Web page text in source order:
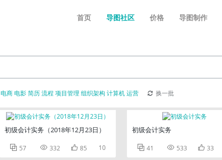
首页 导图社区 价格 导图制作
电商电影简历流程 项目管理 组织架构 计算机运营 换一批
初级会计实务（2018年12月23日）
 57  332  85 10
初级会计实务
 41  533  33